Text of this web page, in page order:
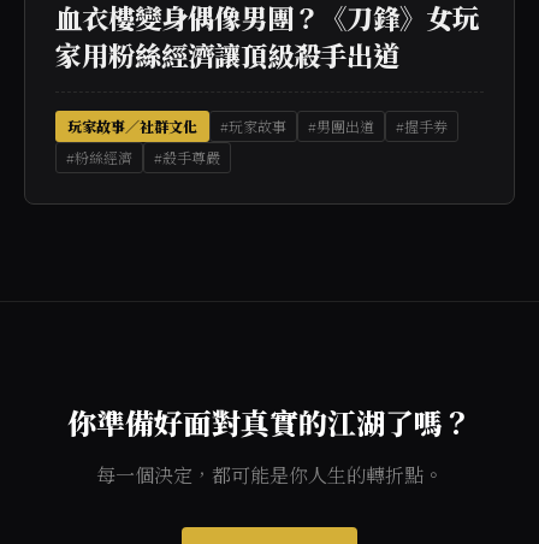
血衣樓變身偶像男團？《刀鋒》女玩
家用粉絲經濟讓頂級殺手出道
玩家故事／社群文化 #玩家故事 #男團出道
#握手券
#粉絲經濟
#殺手尊嚴
你準備好面對真實的江湖了嗎？
每一個決定，都可能是你人生的轉折點。